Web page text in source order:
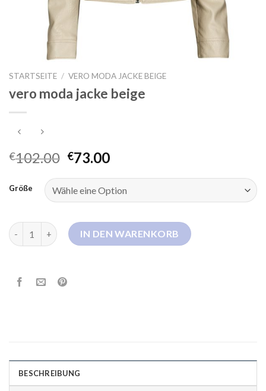
STARTSEITE / VERO MODA JACKE BEIGE
vero moda jacke beige
€102.00 €73.00
Größe
vero moda jacke beige MengeIN DEN WARENKORB
BESCHREIBUNG